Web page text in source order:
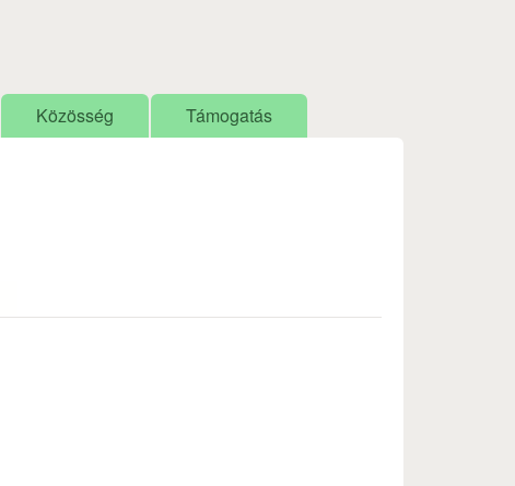
Közösség Támogatás